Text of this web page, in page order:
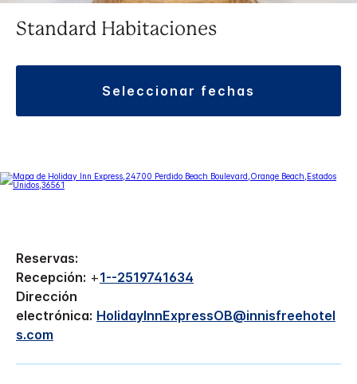
Standard Habitaciones
seleccionar fechas
Reservas:
Recepción: +1--2519741634
Dirección
electrónica: HolidayInnExpressOB@innisfreehotel
s.com